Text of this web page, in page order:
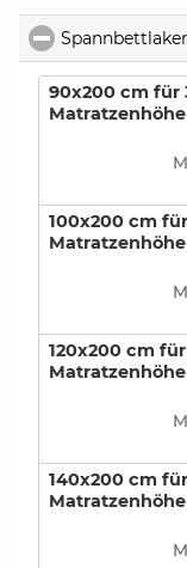
immer nur für
90x200 cm für
Matratzenhöhe
100x200 cm
Matratzenhöhe
120x200 cm
Matratzenhöhe
140x200 cm
Matratzenhöhe